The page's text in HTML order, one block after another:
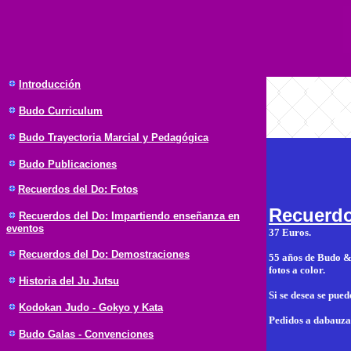
Introducción
Budo Curriculum
Budo Trayectoria Marcial y Pedagógica
Budo Publicaciones
Recuerdos del Do: Fotos
Recuerdos del Do: Impartiendo enseñanza en
eventos
Recuerdos del Do: Demostraciones
Historia del Ju Jutsu
Kodokan Judo - Gokyo y Kata
Budo Galas - Convenciones
37 Euros.
55 años de Budo
fotos a color.
Si se desea se
Pedidos a